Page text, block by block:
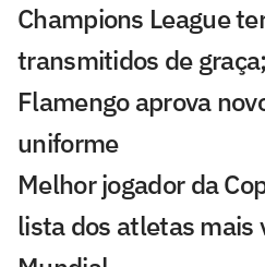
Champions League
transmitidos de
Flamengo aprova
uniforme
Melhor jogador da
lista dos atletas mais